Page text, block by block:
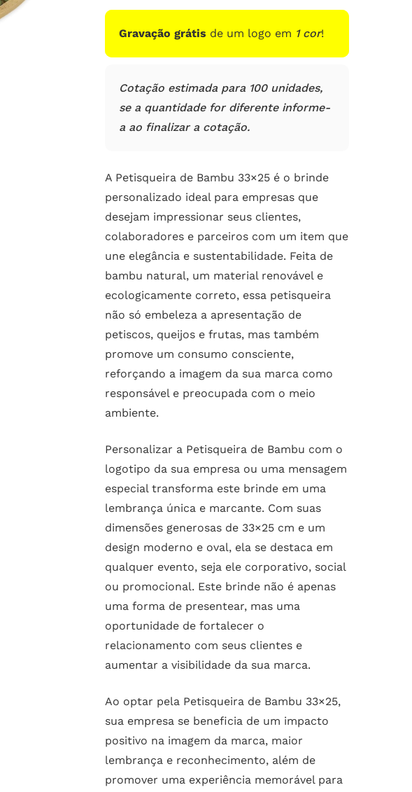
clientes
Gravação grátis de um logo em 1 cor!
Cotação estimada para 100 unidades,
se a quantidade for diferente informe-
a ao finalizar a cotação.
A Petisqueira de Bambu 33×25 é o brinde
personalizado ideal para empresas que
desejam impressionar seus clientes,
colaboradores e parceiros com um item que
une elegância e sustentabilidade. Feita de
bambu natural, um material renovável e
ecologicamente correto, essa petisqueira
não só embeleza a apresentação de
petiscos, queijos e frutas, mas também
promove um consumo consciente,
reforçando a imagem da sua marca como
responsável e preocupada com o meio
ambiente.
Personalizar a Petisqueira de Bambu com o
logotipo da sua empresa ou uma mensagem
especial transforma este brinde em uma
lembrança única e marcante. Com suas
dimensões generosas de 33×25 cm e um
design moderno e oval, ela se destaca em
qualquer evento, seja ele corporativo, social
ou promocional. Este brinde não é apenas
uma forma de presentear, mas uma
oportunidade de fortalecer o
relacionamento com seus clientes e
aumentar a visibilidade da sua marca.
Ao optar pela Petisqueira de Bambu 33×25,
sua empresa se beneficia de um impacto
positivo na imagem da marca, maior
lembrança e reconhecimento, além de
promover uma experiência memorável para